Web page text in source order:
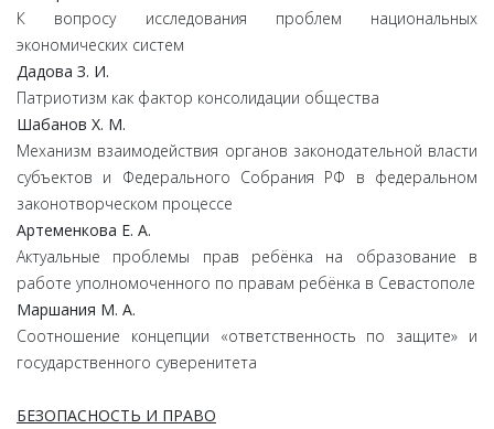
К вопросу исследования проблем национальных
экономических систем
Дадова З. И.
Патриотизм как фактор консолидации общества
Шабанов Х. М.
Механизм взаимодействия органов законодательной власти
субъектов и Федерального Собрания РФ в федеральном
законотворческом процессе
Артеменкова Е. А.
Актуальные проблемы прав ребёнка на образование в
работе уполномоченного по правам ребёнка в Севастополе
Маршания М. А.
Соотношение концепции «ответственность по защите» и
государственного суверенитета
БЕЗОПАСНОСТЬ И ПРАВО